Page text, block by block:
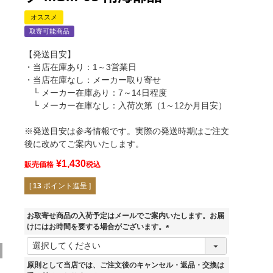
オススメ
取寄可能商品
【発送目安】
・当店在庫あり：1～3営業日
・当店在庫なし：メーカー取り寄せ
└ メーカー在庫あり：7～14日程度
└ メーカー在庫なし：入荷次第（1～12か月目安）
※発送目安は参考情報です。実際の発送時期はご注文
後に改めてご案内いたします。
販売価格 ¥1,430税込
[ 13 ポイント進呈 ]
お取寄せ商品の入荷予定はメールでご案内いたします。お届
けにはお時間を要する場合がございます。
(
須
原則として当店では、ご注文後のキャンセル・返品・交換は